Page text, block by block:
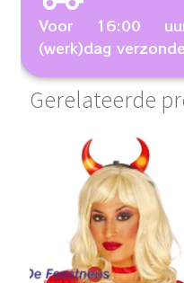
Voor 16:00
(werk)dag
Gerelateerde